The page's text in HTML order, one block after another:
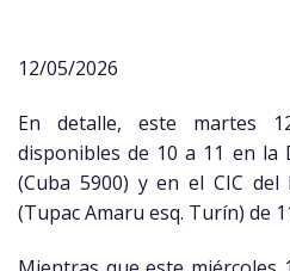
12/05/2026
En detalle, este martes
disponibles de 10 a 11 en la
(Cuba 5900) y en el CIC del
(Tupac Amaru esq. Turín) de